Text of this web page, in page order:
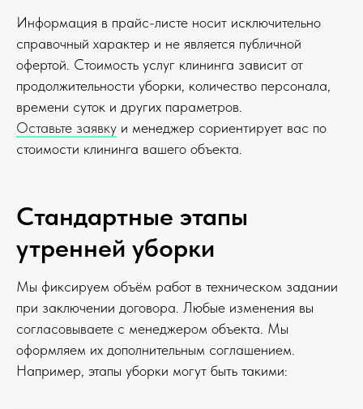
Информация в прайс-листе носит исключительно
справочный характер и не является публичной
офертой. Стоимость услуг клининга зависит от
продолжительности уборки, количество персонала,
времени суток и других параметров.
Оставьте заявку и менеджер сориентирует вас по
стоимости клининга вашего объекта.
Стандартные этапы
утренней уборки
Мы фиксируем объём работ в техническом задании
при заключении договора. Любые изменения вы
согласовываете с менеджером объекта. Мы
оформляем их дополнительным соглашением.
Например, этапы уборки могут быть такими: